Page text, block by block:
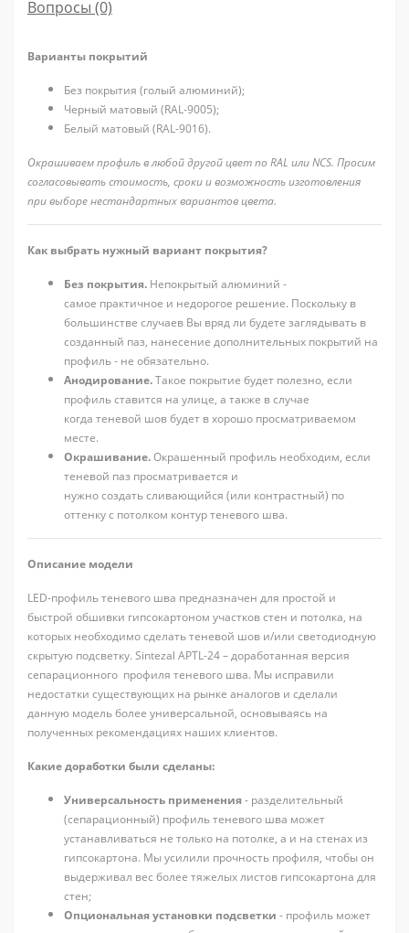
Вопросы (0)
Варианты покрытий
Без покрытия (голый алюминий);
Черный матовый (RAL-9005);
Белый матовый (RAL-9016).
Окрашиваем профиль в любой другой цвет по RAL или NCS. Просим
согласовывать стоимость, сроки и возможность изготовления
при выборе нестандартных вариантов цвета.
Как выбрать нужный вариант покрытия?
Без покрытия. Непокрытый алюминий -
самое практичное и недорогое решение. Поскольку в
большинстве случаев Вы вряд ли будете заглядывать в
созданный паз, нанесение дополнительных покрытий на
профиль - не обязательно.
Анодирование.Такое покрытие будет полезно, если
профиль ставится на улице, а также в случае
когда теневой шов будет в хорошо просматриваемом
месте.
Окрашивание.Окрашенный профиль необходим, если
теневой паз просматривается и
нужно создать сливающийся (или контрастный) по
оттенку с потолком контур теневого шва.
Описание модели
LED-профиль теневого шва предназначен для простой и
быстрой обшивки гипсокартоном участков стен и потолка, на
которых необходимо сделать теневой шов и/или светодиодную
скрытую подсветку. Sintezal APTL-24 – доработанная версия
сепарационного профиля теневого шва. Мы исправили
недостатки существующих на рынке аналогов и сделали
данную модель более универсальной, основываясь на
полученных рекомендациях наших клиентов.
Какие доработки были сделаны:
Универсальность применения - разделительный
(сепарационный) профиль теневого шва может
устанавливаться не только на потолке, а и на стенах из
гипсокартона. Мы усилили прочность профиля, чтобы он
выдерживал вес более тяжелых листов гипсокартона для
стен;
Опциональная установки подсветки - профиль может